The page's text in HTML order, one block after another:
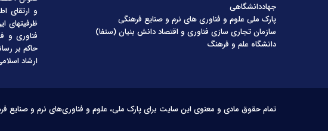
جهاددانشگاهی
پارک ملی علوم و فناوری های نرم و صنایع فرهنگی
سازمان تجاری سازی فناوری و اقتصاد دانش بنیان (ستفا)
دانشگاه علم و فرهنگ
و ارتقای
ظرفیتهای
فناوری و
حاکم بر
ارشاد اسلامی به شماره
تمام حقوق مادی و معنوی این سایت برای پارک ملی، علوم و فناوری‌های نرم و